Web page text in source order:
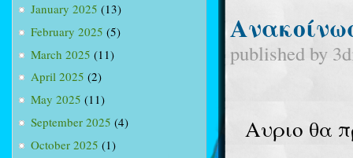
January 2025 (13)
February 2025 (5)
March 2025 (11)
April 2025 (2)
May 2025 (11)
September 2025 (4)
October 2025 (1)
published by
Αυριο θα